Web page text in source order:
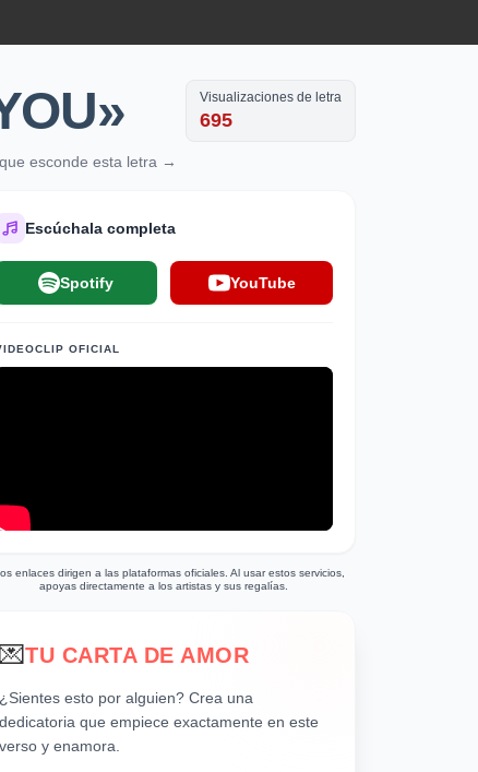
Visualizaciones de letra
695
esconde esta letra →
Escúchala completa
Spotify YouTube
OFICIAL
enlaces dirigen a las plataformas oficiales. Al usar estos servicios,
apoyas directamente a los artistas y sus regalías.
💌TU CARTA DE AMOR
¿Sientes esto por alguien? Crea una
dedicatoria que empiece exactamente en este
verso y enamora.